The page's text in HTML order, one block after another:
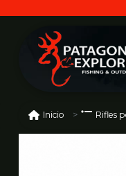
Inicio Rifles